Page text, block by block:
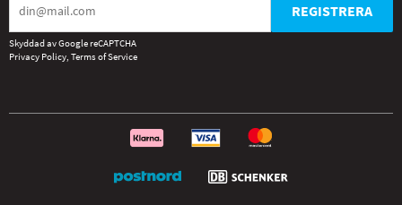
REGISTRERA
Skyddad av Google reCAPTCHA
Privacy Policy, Terms of Service